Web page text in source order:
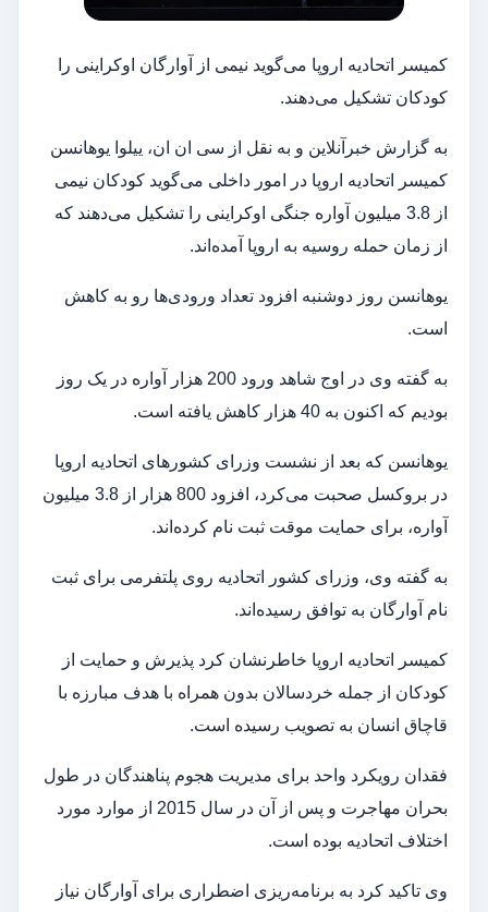
کمیسر اتحادیه اروپا می‌گوید نیمی از آوارگان اوکراینی را
کودکان تشکیل می‌دهند.
به گزارش خبرآنلاین و به نقل از سی ان ان، ییلوا یوهانسن
کمیسر اتحادیه اروپا در امور داخلی می‌گوید کودکان نیمی
از 3.8 میلیون آواره جنگی اوکراینی را تشکیل می‌دهند که
از زمان حمله روسیه به اروپا آمده‌اند.
یوهانسن روز دوشنبه افزود تعداد ورودی‌ها رو به کاهش
است.
به گفته وی در اوج شاهد ورود 200 هزار آواره در یک روز
بودیم که اکنون به 40 هزار کاهش یافته است.
یوهانسن که بعد از نشست وزرای کشورهای اتحادیه اروپا
در بروکسل صحبت می‌کرد، افزود 800 هزار از 3.8 میلیون
آواره، برای حمایت موقت ثبت نام کرده‌اند.
به گفته وی، وزرای کشور اتحادیه روی پلتفرمی برای ثبت
نام آوارگان به توافق رسیده‌اند.
کمیسر اتحادیه اروپا خاطرنشان کرد پذیرش و حمایت از
کودکان از جمله خردسالان بدون همراه با هدف مبارزه با
قاچاق انسان به تصویب رسیده است.
فقدان رویکرد واحد برای مدیریت هجوم پناهندگان در طول
بحران مهاجرت و پس از آن در سال 2015 از موارد مورد
اختلاف اتحادیه بوده است.
وی تاکید کرد به برنامه‌ریزی اضطراری برای آوارگان نیاز